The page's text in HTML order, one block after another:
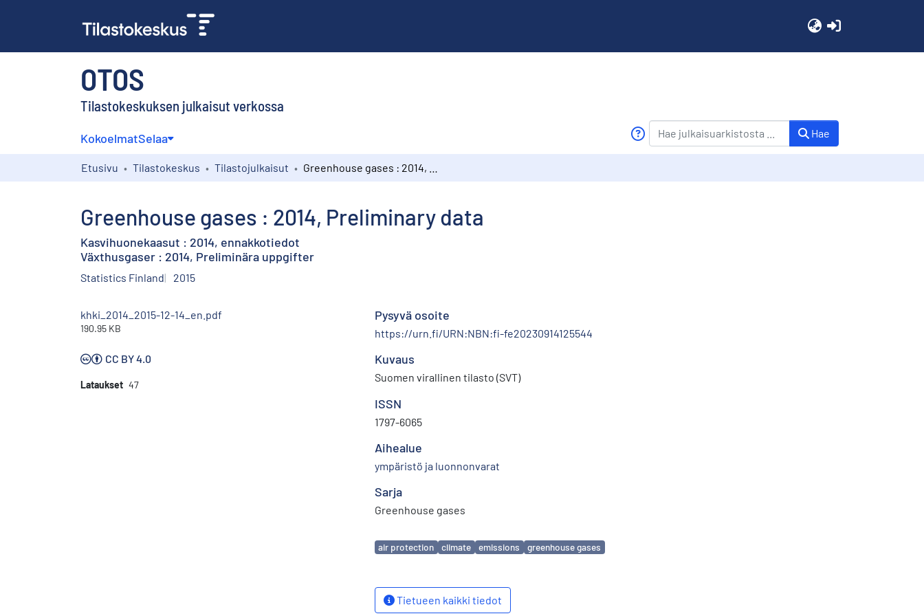
OTOS
Tilastokeskuksen julkaisut verkossa
KokoelmatSelaa Hae
Etusivu Tilastokeskus Tilastojulkaisut
Greenhouse gases : 2014, Preliminary data
Kasvihuonekaasut : 2014, ennakkotiedot
Växthusgaser : 2014, Preliminära uppgifter
Statistics Finland 2015
khki_2014_2015-12-14_en.pdf
190.95 KB
CC BY 4.0
Lataukset 47
Pysyvä osoite
https://urn.fi/URN:NBN:fi-fe20230914125544
Kuvaus
Suomen virallinen tilasto (SVT)
ISSN
1797-6065
Aihealue
ympäristö ja luonnonvarat
Sarja
Greenhouse gases
Avainsanat
air protection climate emissions greenhouse gases
Tietueen kaikki tiedot